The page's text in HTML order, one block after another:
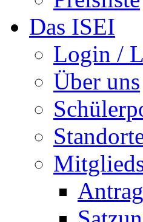
Das ISEI
Login /
Über uns